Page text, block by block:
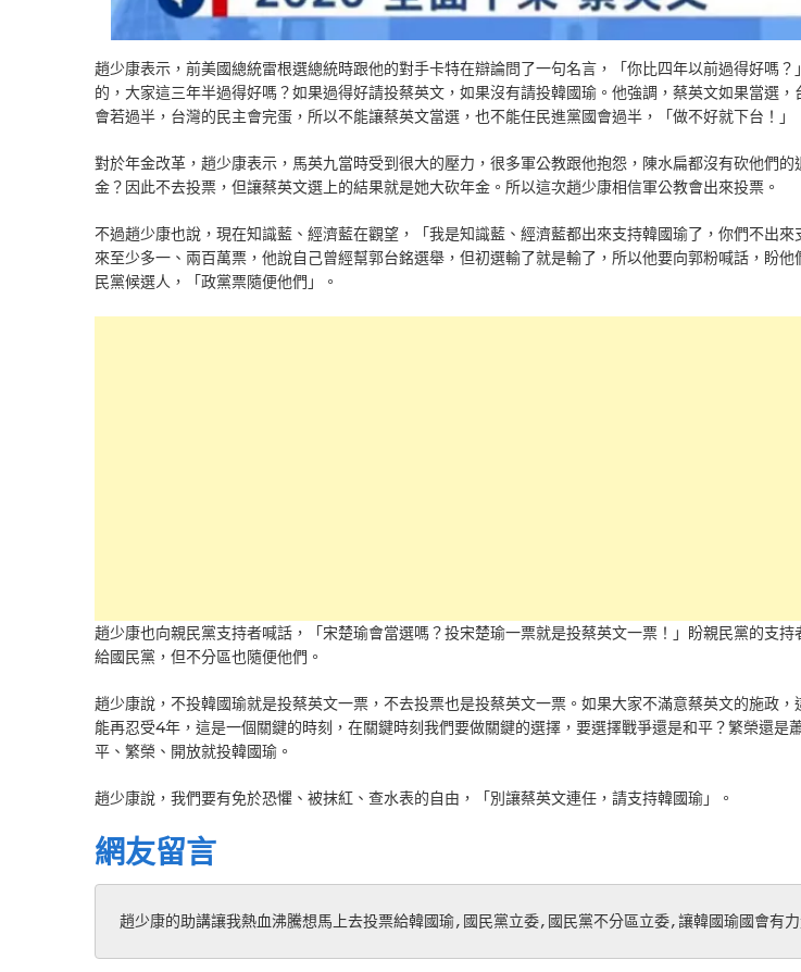
趙少康表示，前美國總統雷根選總統時跟他的對手卡特在辯論問了一句名言，「你比四年以前過得好嗎
的，大家這三年半過得好嗎？如果過得好請投蔡英文，如果沒有請投韓國瑜。他強調，蔡英文如果當選
會若過半，台灣的民主會完蛋，所以不能讓蔡英文當選，也不能任民進黨國會過半，「做不好就下台！」
對於年金改革，趙少康表示，馬英九當時受到很大的壓力，很多軍公教跟他抱怨，陳水扁都沒有砍他們
金？因此不去投票，但讓蔡英文選上的結果就是她大砍年金。所以這次趙少康相信軍公教會出來投票。
不過趙少康也說，現在知識藍、經濟藍在觀望，「我是知識藍、經濟藍都出來支持韓國瑜了，你們不出
來至少多一、兩百萬票，他說自己曾經幫郭台銘選舉，但初選輸了就是輸了，所以他要向郭粉喊話，盼
民黨候選人，「政黨票隨便他們」。
趙少康也向親民黨支持者喊話，「宋楚瑜會當選嗎？投宋楚瑜一票就是投蔡英文一票！」盼親民黨的支
給國民黨，但不分區也隨便他們。
趙少康說，不投韓國瑜就是投蔡英文一票，不去投票也是投蔡英文一票。如果大家不滿意蔡英文的施政
能再忍受4年，這是一個關鍵的時刻，在關鍵時刻我們要做關鍵的選擇，要選擇戰爭還是和平？繁榮還是
平、繁榮、開放就投韓國瑜。
趙少康說，我們要有免於恐懼、被抹紅、查水表的自由，「別讓蔡英文連任，請支持韓國瑜」。
網友留言
趙少康的助講讓我熱血沸騰想馬上去投票給韓國瑜,國民黨立委,國民黨不分區立委,讓韓國瑜國會有